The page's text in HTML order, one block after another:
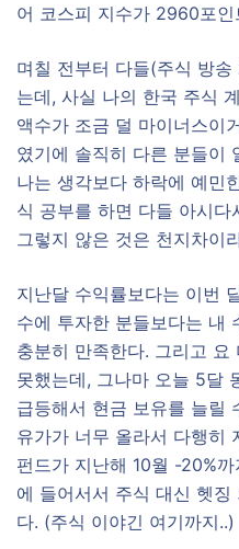
어 코스피 지수가 2960포인
며칠 전부터 다들(주식 방
는데, 사실 나의 한국 주식
액수가 조금 덜 마이너스이
였기에 솔직히 다른 분들이
나는 생각보다 하락에 예민
식 공부를 하면 다들 아시
그렇지 않은 것은 천지차이
지난달 수익률보다는 이번
수에 투자한 분들보다는 내
충분히 만족한다. 그리고
못했는데, 그나마 오늘 5달
급등해서 현금 보유를 늘릴
유가가 너무 올라서 다행히
펀드가 지난해 10월 -20%
에 들어서서 주식 대신 헷징
다. (주식 이야긴 여기까지..)